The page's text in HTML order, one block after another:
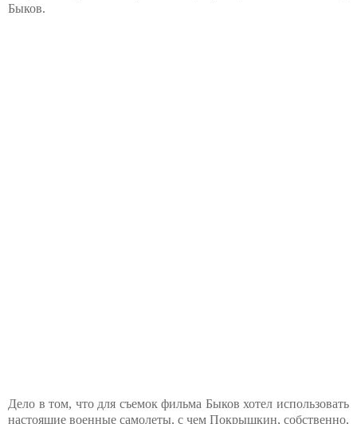
Быков.
Дело в том, что для съемок фильма Быков хотел использовать
настоящие военные самолеты, с чем Покрышкин, собственно,